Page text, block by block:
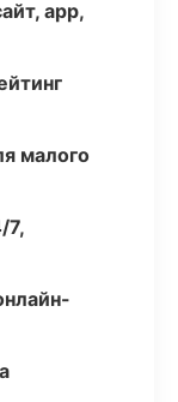
app,
малого
7,